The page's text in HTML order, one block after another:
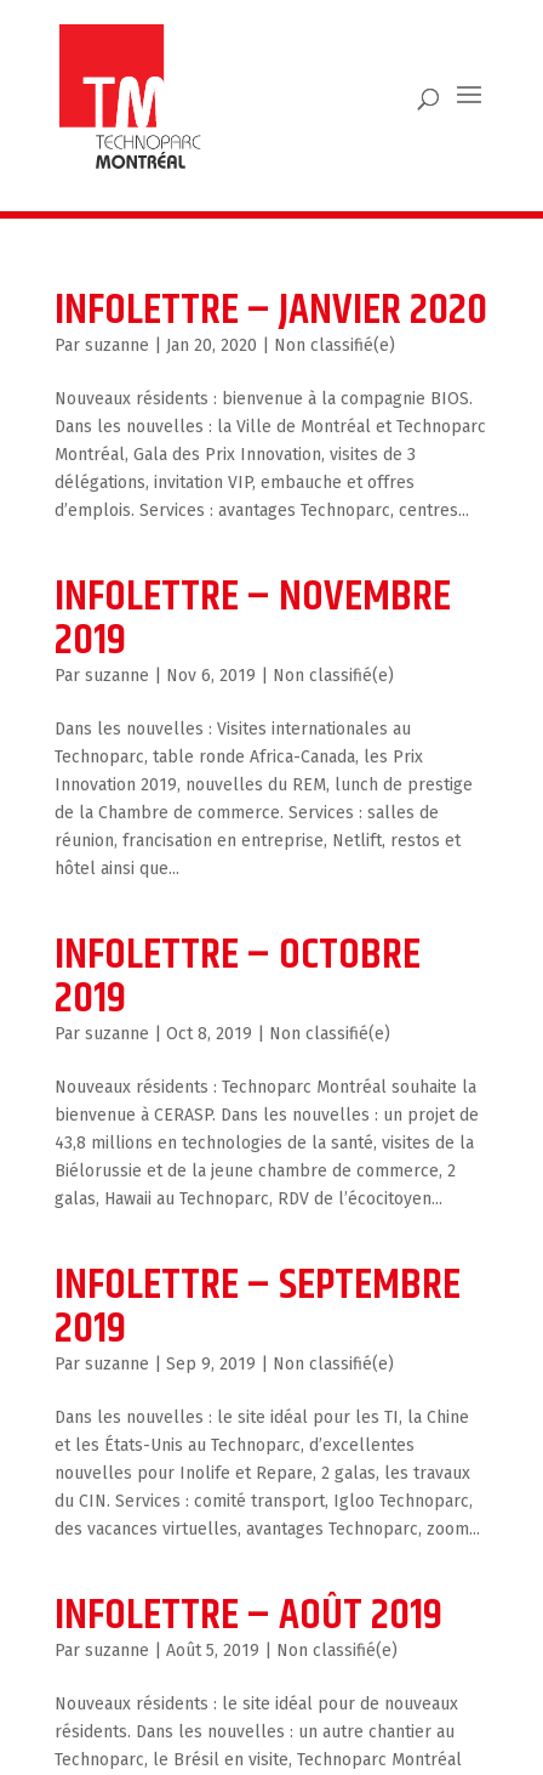
INFOLETTRE – JANVIER 2020
par suzanne Jan 20, 2020 Non classifié(e)
Nouveaux résidents : bienvenue à la compagnie BIOS.
Dans les nouvelles : la Ville de Montréal et Technoparc
Montréal, Gala des Prix Innovation, visites de 3
délégations, invitation VIP, embauche et offres
d’emplois. Services : avantages Technoparc, centres...
INFOLETTRE – NOVEMBRE
2019
par suzanne Nov 6, 2019 Non classifié(e)
Dans les nouvelles : Visites internationales au
Technoparc, table ronde Africa-Canada, les Prix
Innovation 2019, nouvelles du REM, lunch de prestige
de la Chambre de commerce. Services : salles de
réunion, francisation en entreprise, Netlift, restos et
hôtel ainsi que...
INFOLETTRE – OCTOBRE
2019
par suzanne Oct 8, 2019 Non classifié(e)
Nouveaux résidents : Technoparc Montréal souhaite la
bienvenue à CERASP. Dans les nouvelles : un projet de
43,8 millions en technologies de la santé, visites de la
Biélorussie et de la jeune chambre de commerce, 2
galas, Hawaii au Technoparc, RDV de l’écocitoyen...
INFOLETTRE – SEPTEMBRE
2019
par suzanne Sep 9, 2019 Non classifié(e)
Dans les nouvelles : le site idéal pour les TI, la Chine
et les États-Unis au Technoparc, d’excellentes
nouvelles pour Inolife et Repare, 2 galas, les travaux
du CIN. Services : comité transport, Igloo Technoparc,
des vacances virtuelles, avantages Technoparc, zoom...
INFOLETTRE – AOÛT 2019
par suzanne Août 5, 2019 Non classifié(e)
Nouveaux résidents : le site idéal pour de nouveaux
résidents. Dans les nouvelles : un autre chantier au
Technoparc, le Brésil en visite, Technoparc Montréal